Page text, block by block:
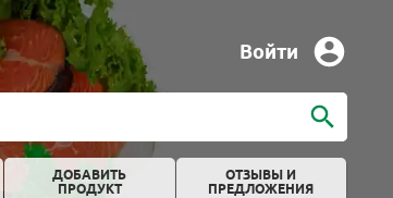
Войти
ДОБАВИТЬ
ПРОДУКТ
ОТЗЫВЫ И
ПРЕДЛОЖЕНИЯ